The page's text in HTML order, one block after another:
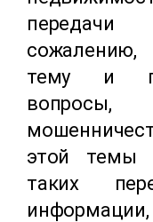
сожалению,
тему и
этой темы
таких
информации,